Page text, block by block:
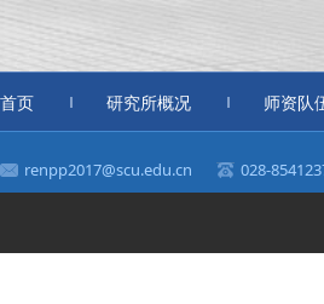
首页 研究所概况 师资队
renpp2017@scu.edu.cn 028-